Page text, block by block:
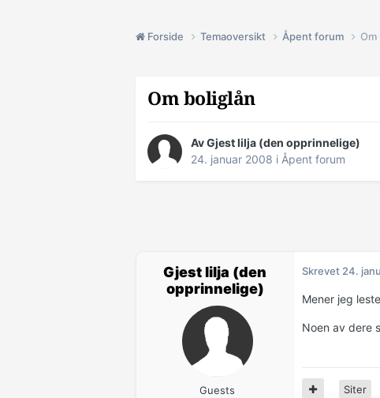
Forside Temaoversikt Åpent forum Om
Om boliglån
Av Gjest lilja (den opprinnelige)
24. januar 2008 i Åpent forum
Gjest lilja (den
opprinnelige)
Guests
Skrevet 24.
Mener jeg
Noen av dere
Siter